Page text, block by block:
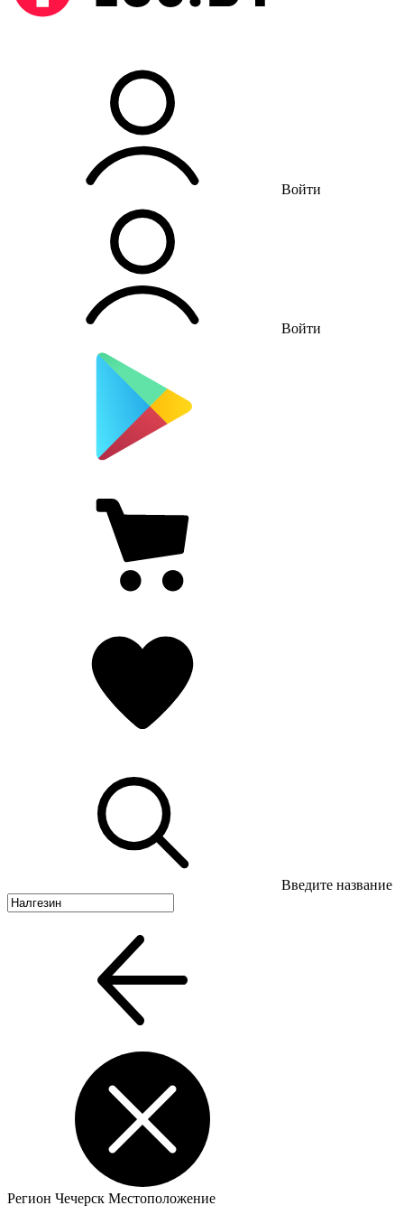
Войти
Войти
Введите название
Регион Чечерск Местоположение